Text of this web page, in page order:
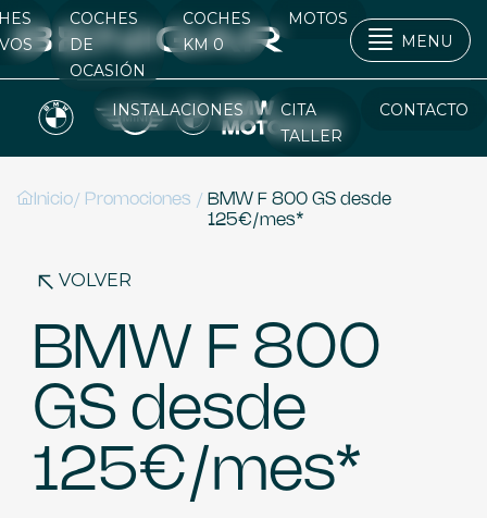
COCHES
DE
OCASIÓN
COCHES
KM 0
MOTOS
MENU
INSTALACIONES
CITA
TALLER
CONTACTO
Inicio/ Promociones / BMW F 800 GS desde
125€/mes*
VOLVER
BMW F 800
GS desde
125€/mes*